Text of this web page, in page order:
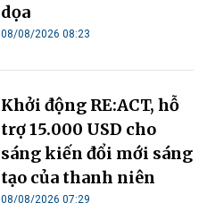
dọa
08/08/2026 08:23
Khởi động RE:ACT, hỗ
trợ 15.000 USD cho
sáng kiến đổi mới sáng
tạo của thanh niên
08/08/2026 07:29